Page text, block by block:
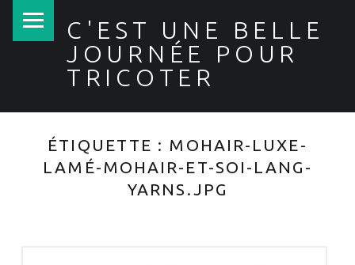
C'EST UNE BELLE
JOURNÉE POUR
TRICOTER
ÉTIQUETTE : MOHAIR-LUXE-
LAMÉ-MOHAIR-ET-SOI-LANG-
YARNS.JPG